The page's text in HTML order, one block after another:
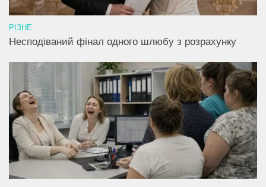
РІЗНЕ
Несподіваний фінал одного шлюбу з розрахунку